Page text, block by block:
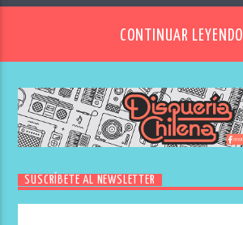
CONTINUAR LEYENDO
SUSCRÍBETE AL NEWSLETTER